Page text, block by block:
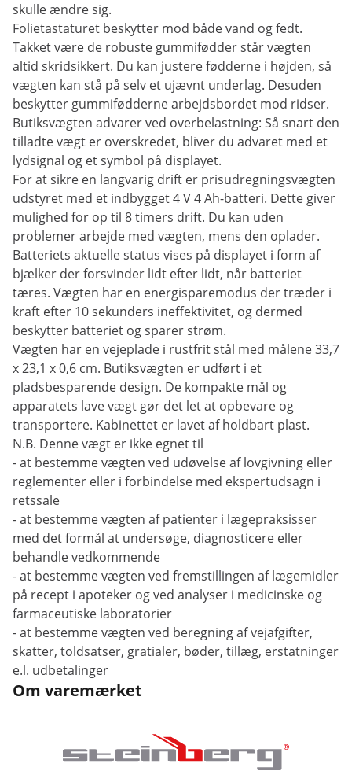
skulle ændre sig.
Folietastaturet beskytter mod både vand og fedt.
Takket være de robuste gummifødder står vægten
altid skridsikkert. Du kan justere fødderne i højden, så
vægten kan stå på selv et ujævnt underlag. Desuden
beskytter gummifødderne arbejdsbordet mod ridser.
Butiksvægten advarer ved overbelastning: Så snart den
tilladte vægt er overskredet, bliver du advaret med et
lydsignal og et symbol på displayet.
For at sikre en langvarig drift er prisudregningsvægten
udstyret med et indbygget 4 V 4 Ah-batteri. Dette giver
mulighed for op til 8 timers drift. Du kan uden
problemer arbejde med vægten, mens den oplader.
Batteriets aktuelle status vises på displayet i form af
bjælker der forsvinder lidt efter lidt, når batteriet
tæres. Vægten har en energisparemodus der træder i
kraft efter 10 sekunders ineffektivitet, og dermed
beskytter batteriet og sparer strøm.
Vægten har en vejeplade i rustfrit stål med målene 33,7
x 23,1 x 0,6 cm. Butiksvægten er udført i et
pladsbesparende design. De kompakte mål og
apparatets lave vægt gør det let at opbevare og
transportere. Kabinettet er lavet af holdbart plast.
N.B. Denne vægt er ikke egnet til
- at bestemme vægten ved udøvelse af lovgivning eller
reglementer eller i forbindelse med ekspertudsagn i
retssale
- at bestemme vægten af patienter i lægepraksisser
med det formål at undersøge, diagnosticere eller
behandle vedkommende
- at bestemme vægten ved fremstillingen af lægemidler
på recept i apoteker og ved analyser i medicinske og
farmaceutiske laboratorier
- at bestemme vægten ved beregning af vejafgifter,
skatter, toldsatser, gratialer, bøder, tillæg, erstatninger
e.l. udbetalinger
Om varemærket